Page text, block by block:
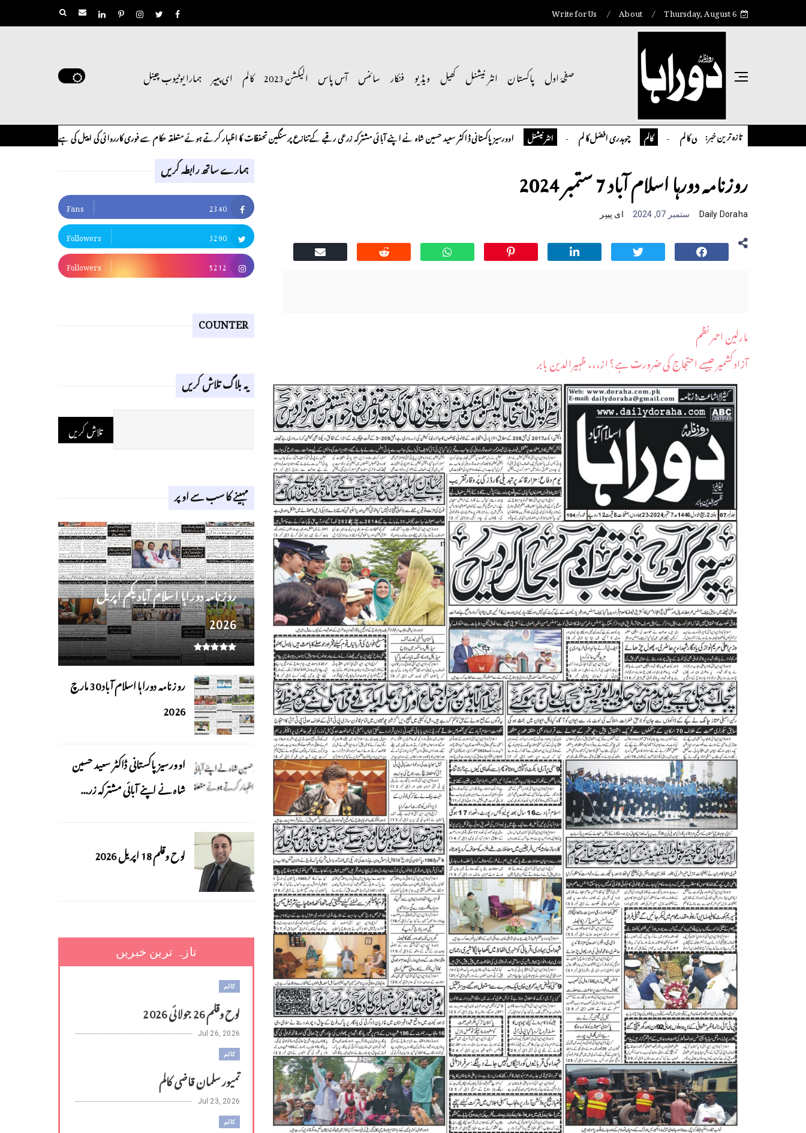
Thursday, August 6
About
Write for Us
صفحۂ اول پاکستان انٹر نیشنل کھیل ویڈیو فنکار سائنس آس پاس الیکشن 2023 کالم ای پیپر ہمارا یوٹیوب چینل
تازہ ترین خبر:تمیور سلمان قاضی کالم کالم چوہدری افضل کالم انٹر نیشنل اوورسیز پاکستانی ڈاکٹر سعید حسین شاہ نے اپنے آبائی مشترکہ زرعی رقبے کے تنازع پر سنگین تحفظات کا اظہار کرتے ہوئے متعلقہ حکام سے فوری کارروائی کی اپیل کی ہے۔ کالم
روزنامہ دورہا اسلام آباد 7 ستمبر 2024
Daily Doraha ستمبر 07, 2024 ای پیپر
مارلین احمر نظم
آزاد کشمیر جیسے احتجاج کی ضرورت ہے؟ از،،، ظہیرالدین بابر
ہمارے ساتھ رابطہ کریں
2340
Fans
3290
Followers
5212
Followers
COUNTER
یہ بلاگ تلاش کریں
مہینے کا سب سے اوپر
روز نامہ دوراہا اسلام آباد یکم اپریل
2026
روزنامہ دوراہا اسلام آباد 30 مارچ
2026
اوورسیز پاکستانی ڈاکٹر سعید حسین
شاہ نے اپنے آبائی مشترکہ زر...
لوح وقلم 18 اپریل 2026
تازہ ترین خبریں
کالم
لوح وقلم 26 جولائی 2026
Jul 26, 2026
کالم
تمیور سلمان قاضی کالم
Jul 23, 2026
کالم